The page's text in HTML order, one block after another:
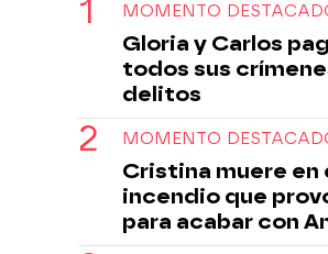
MOMENTO
Gloria y Carlos
todos sus
delitos
MOMENTO
Cristina muere en
incendio que
para acabar con